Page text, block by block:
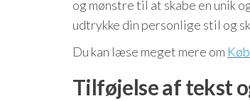
og mønstre til at skabe en unik
udtrykke din personlige stil og
Du kan læse meget mere om
Tilføjelse af tekst